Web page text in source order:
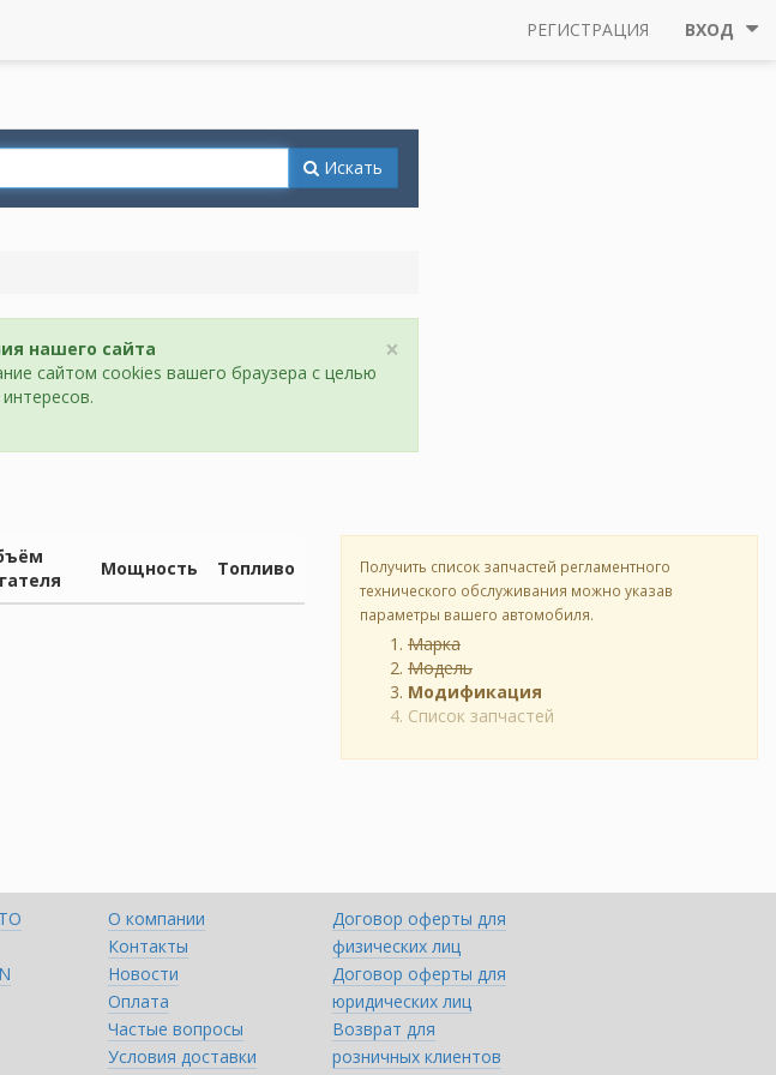
РЕГИСТРАЦИЯ ВХОД
Искать
×
нашего сайта
сайтом cookies вашего браузера с целью
Получить список запчастей регламентного
технического обслуживания можно указав
параметры вашего автомобиля.
Марка
Модель
Модификация
Список запчастей
Мощность Топливо
О компании
Контакты
Новости
Оплата
Частые вопросы
Условия доставки
Договор оферты для
физических лиц
Договор оферты для
юридических лиц
Возврат для
розничных клиентов